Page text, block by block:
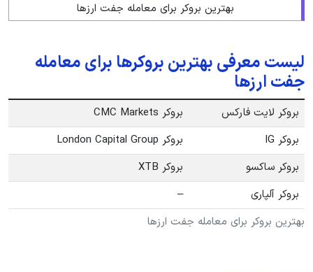
بهترین بروکر برای معامله جفت ارزها
لیست معرفی بهترین بروکرها برای معامله
جفت ارزها
بهترین بروکر برای معامله جفت ارزها
بروکر لایت فارکس
بروکر CMC Markets
بروکر IG
بروکر London Capital Group
بروکر ساکسو
بروکر XTB
بروکر آلپاری
–